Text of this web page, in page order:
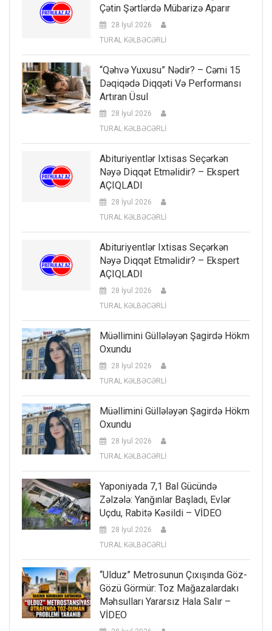
Çətin Şərtlərdə Mübarizə Aparır
28 İyul 2026
TURAL KƏLBƏCƏRLİ
“Qəhvə Yuxusu” Nədir? – Cəmi 15
Dəqiqədə Diqqəti Və Performansı
Artıran Üsul
28 İyul 2026
TURAL KƏLBƏCƏRLİ
Abituriyentlər Ixtisas Seçərkən
Nəyə Diqqət Etməlidir? – Ekspert
AÇIQLADI
28 İyul 2026
TURAL KƏLBƏCƏRLİ
Abituriyentlər Ixtisas Seçərkən
Nəyə Diqqət Etməlidir? – Ekspert
AÇIQLADI
28 İyul 2026
TURAL KƏLBƏCƏRLİ
Müəllimini Güllələyən Şagirdə Hökm
Oxundu
28 İyul 2026
TURAL KƏLBƏCƏRLİ
Müəllimini Güllələyən Şagirdə Hökm
Oxundu
28 İyul 2026
TURAL KƏLBƏCƏRLİ
Yaponiyada 7,1 Bal Gücündə
Zəlzələ: Yanğınlar Başladı, Evlər
Uçdu, Rabitə Kəsildi – VİDEO
28 İyul 2026
TURAL KƏLBƏCƏRLİ
“Ulduz” Metrosunun Çıxışında Göz-
Gözü Görmür: Toz Mağazalardakı
Məhsulları Yararsız Hala Salır –
VİDEO